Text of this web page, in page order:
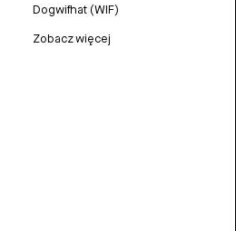
Dogwifhat (WIF)
Zobacz więcej